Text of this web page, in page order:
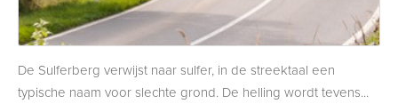
De Sulferberg verwijst naar sulfer, in de streektaal een
typische naam voor slechte grond. De helling wordt tevens...